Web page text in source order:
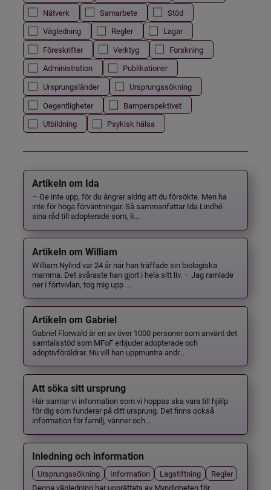
Nätverk
Samarbete
Stöd
Vägledning
Regler
Lagar
Föreskrifter
Verktyg
Forskning
Administration
Publikationer
Ursprungsländer
Ursprungssökning
Oegentligheter
Barnperspektivet
Utbildning
Psykisk hälsa
Artikeln om Ida
– Ge inte upp, för du ångrar aldrig att du försökte. Men ha
inte för höga förväntningar. Så sammanfattar Ida Lindhé
sina råd till adopterade som, li...
Artikeln om William
William Nylind var 24 år när han träffade sin biologiska
mamma. Det svåraste han gjort i hela sitt liv. – Jag ramlade
ner i förtvivlan, tog mig upp ...
Artikeln om Gabriel
Gabriel Florwald är en av över 1000 personer som använt det
samtalsstöd som MFoF erbjuder adopterade och
adoptivföräldrar. Nu vill han uppmuntra andr...
Att söka sitt ursprung
Här samlar vi information som vi hoppas ska vara till hjälp
för dig som funderar på ditt ursprung. Det finns också
information för familj, vänner och...
Inledning och information
Ursprungssökning Information Lagstiftning
Regler
Denna vägledning har upprättats av Myndigheten för